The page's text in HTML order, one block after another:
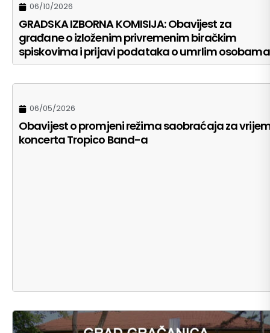
06/10/2026
GRADSKA IZBORNA KOMISIJA: Obavijest za
građane o izloženim privremenim biračkim
spiskovima i prijavi podataka o umrlim osobama
06/05/2026
Obavijest o promjeni režima saobraćaja za
koncerta Tropico Band-a